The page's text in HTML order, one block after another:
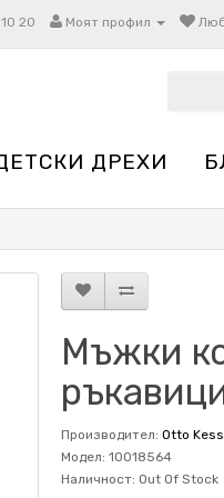
20 Моят профил
ДРЕХИ
Мъжки
Производител: Otto
Модел: 10018564
Наличност: Out Of Stock